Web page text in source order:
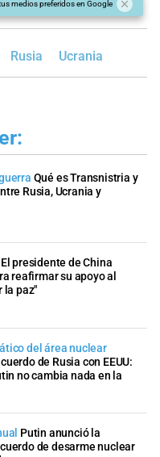
medios preferidos en Google
Rusia Ucrania
Qué es Transnistria y
Rusia, Ucrania y
El presidente de China
reafirmar su apoyo al
la paz"
del área nuclear
de Rusia con EEUU:
no cambia nada en la
Putin anunció la
de desarme nuclear